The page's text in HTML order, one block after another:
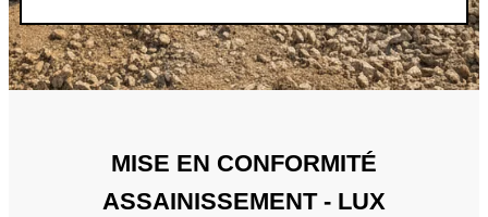
MISE EN CONFORMITÉ
ASSAINISSEMENT - LUX